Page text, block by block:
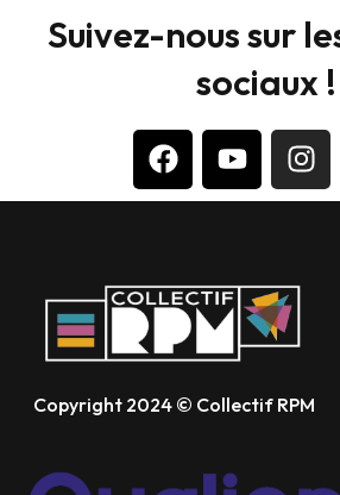
Suivez-nous sur
sociaux !
Copyright 2024 © Collectif RPM